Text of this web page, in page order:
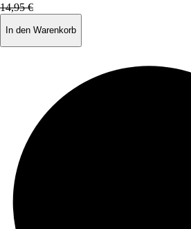
14,95 €
In den Warenkorb